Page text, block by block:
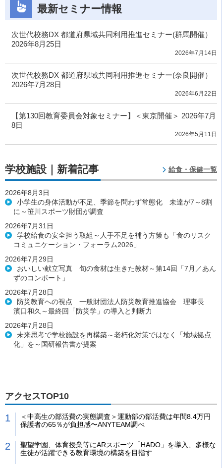
最新セミナー情報
次世代校務DX 都道府県域共同利用推進セミナー(群馬開催）
2026年8月25日
2026年7月14日
次世代校務DX 都道府県域共同利用推進セミナー(奈良開催）
2026年7月28日
2026年6月22日
【第130回教育委員会対象セミナー】＜東京開催＞ 2026年7月
8日
2026年5月11日
学校施設｜新着記事 給食・保健一覧
2026年8月3日
小学生の身体活動が不足、季節を問わず常態化 未達が7～8割
に～笹川スポーツ財団が調査
2026年7月31日
学校給食の安全担う取組～人手不足を補う方策も「食のリスク
コミュニケーション・フォーラム2026」
2026年7月29日
おいしい献立写真 旬の食材は生きた教材～第14回「7月／あん
ずのコンポート」
2026年7月28日
防災教育への視点 一般財団法人防災教育推進協会 理事長
濱口和久～最終回「防災学」の導入と判断力
2026年7月28日
未来思考で学校施設を再構築～老朽化対策ではなく「地域拠点
化」を～国研報告書が提案
アクセスTOP10
＜中高生の部活費の実態調査＞運動部の部活費は年間8.4万円
保護者の65％が負担感〜ANYTEAM調べ
聖望学園、体育授業等にARスポーツ「HADO」を導入、多様な
生徒が活躍できる教育環境の構築を目指す